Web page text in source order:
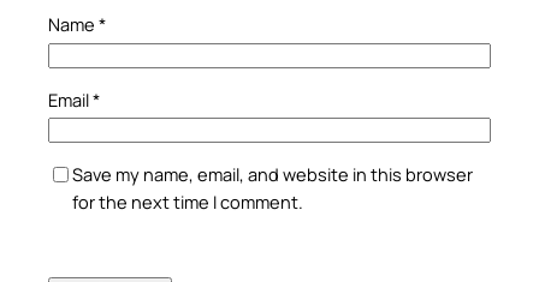
Name *
Email*
Save my name, email, and website in this browser
for the next time I comment.